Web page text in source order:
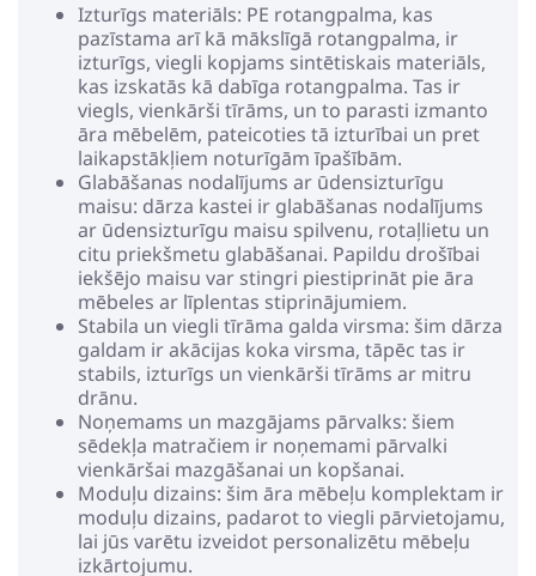
Izturīgs materiāls: PE rotangpalma, kas
pazīstama arī kā mākslīgā rotangpalma, ir
izturīgs, viegli kopjams sintētiskais materiāls,
kas izskatās kā dabīga rotangpalma. Tas ir
viegls, vienkārši tīrāms, un to parasti izmanto
āra mēbelēm, pateicoties tā izturībai un pret
laikapstākļiem noturīgām īpašībām.
Glabāšanas nodalījums ar ūdensizturīgu
maisu: dārza kastei ir glabāšanas nodalījums
ar ūdensizturīgu maisu spilvenu, rotaļlietu un
citu priekšmetu glabāšanai. Papildu drošībai
iekšējo maisu var stingri piestiprināt pie āra
mēbeles ar līplentas stiprinājumiem.
Stabila un viegli tīrāma galda virsma: šim dārza
galdam ir akācijas koka virsma, tāpēc tas ir
stabils, izturīgs un vienkārši tīrāms ar mitru
drānu.
Noņemams un mazgājams pārvalks: šiem
sēdekļa matračiem ir noņemami pārvalki
vienkāršai mazgāšanai un kopšanai.
Moduļu dizains: šim āra mēbeļu komplektam ir
moduļu dizains, padarot to viegli pārvietojamu,
lai jūs varētu izveidot personalizētu mēbeļu
izkārtojumu.